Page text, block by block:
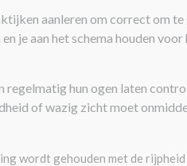
aanleren om correct om
je aan het schema houden voor
regelmatig hun ogen laten
of wazig zicht moet
wordt gehouden met de